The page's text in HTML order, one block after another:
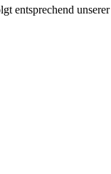
entsprechend unserer